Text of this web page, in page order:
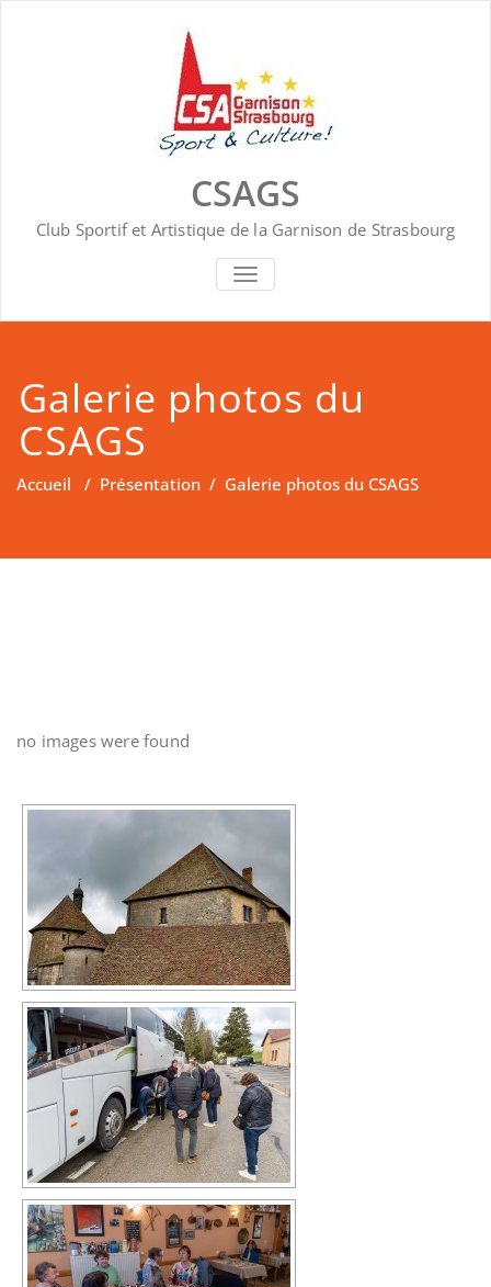
CSAGS
Club Sportif et Artistique de la Garnison de Strasbourg
AFFICHER/MASQUER LA
Galerie photos du
CSAGS
Accueil / Présentation / Galerie photos du CSAGS
no images were found